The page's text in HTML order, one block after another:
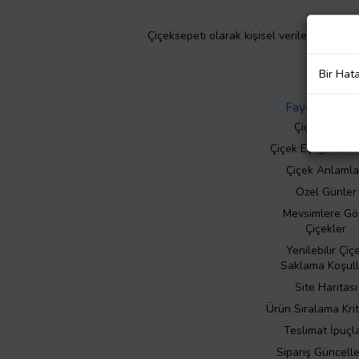
Çiçeksepeti olarak kişisel verilerinizin
Faydalı Bilgiler
Çiçek Bakımı
Çiçek Eşliğinde
Çiçek
Özel Günler
Mevsimlere
Çiçekler
Yenilebilir
Saklama
Site Haritası
Ürün Sıralama
Teslimat
Sipariş
Bir